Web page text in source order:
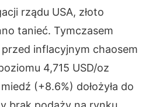
rządu USA, złoto
tanieć. Tymczasem
inflacyjnym chaosem
4,715 USD/oz
(+8.6%) dołożyła do